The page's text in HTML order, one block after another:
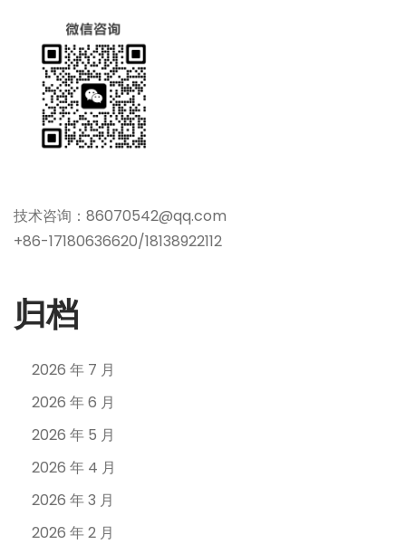
技术咨询：86070542@qq.com
+86-17180636620/18138922112
归档
2026 年 7 月
2026 年 6 月
2026 年 5 月
2026 年 4 月
2026 年 3 月
2026 年 2 月